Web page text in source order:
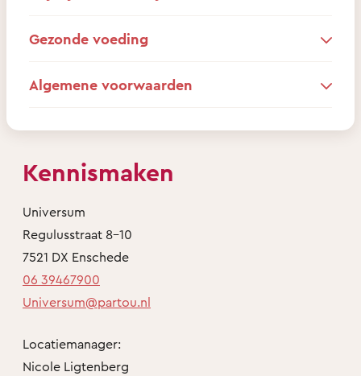
Gezonde voeding
Algemene voorwaarden
Kennismaken
Universum
Regulusstraat 8-10
7521 DX Enschede
06 39467900
Universum@partou.nl
Locatiemanager:
Nicole Ligtenberg